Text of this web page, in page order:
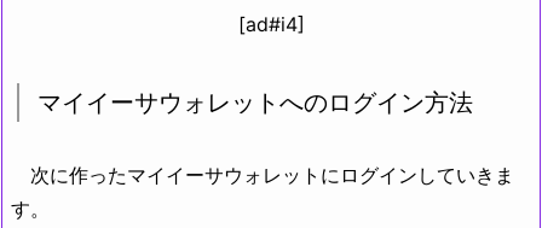
[ad#i4]
マイイーサウォレットへのログイン方法
次に作ったマイイーサウォレットにログインしていきま
す。